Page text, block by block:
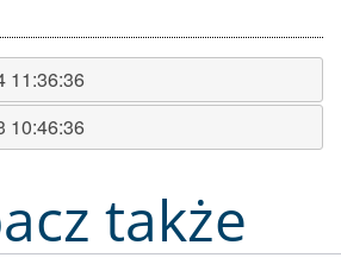
11:36:36
10:46:36
także